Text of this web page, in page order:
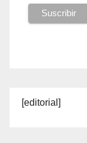
[editorial]